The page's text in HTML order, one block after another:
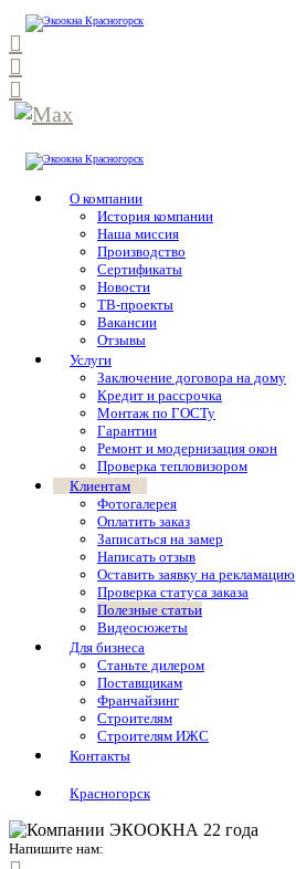
О компании
История компании
Наша миссия
Производство
Сертификаты
Новости
ТВ-проекты
Вакансии
Отзывы
Услуги
Заключение договора на дому
Кредит и рассрочка
Монтаж по ГОСТу
Гарантии
Ремонт и модернизация окон
Проверка тепловизором
Клиентам
Фотогалерея
Оплатить заказ
Записаться на замер
Написать отзыв
Оставить заявку на рекламацию
Проверка статуса заказа
Полезные статьи
Видеосюжеты
Для бизнеса
Станьте дилером
Поставщикам
Франчайзинг
Строителям
Строителям ИЖС
Контакты
Красногорск
Напишите нам: